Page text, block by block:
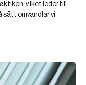
vilket leder till
sätt omvandlar vi